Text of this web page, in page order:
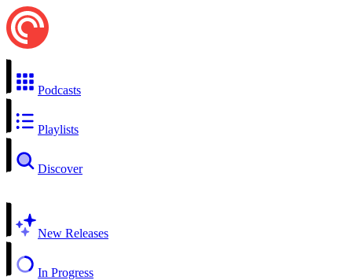
Podcasts
Playlists
Discover
New Releases
In Progress